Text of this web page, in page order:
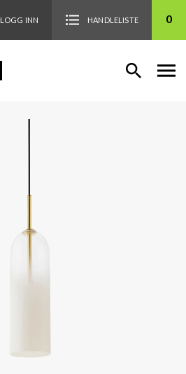
LOGG INN HANDLELISTE 0